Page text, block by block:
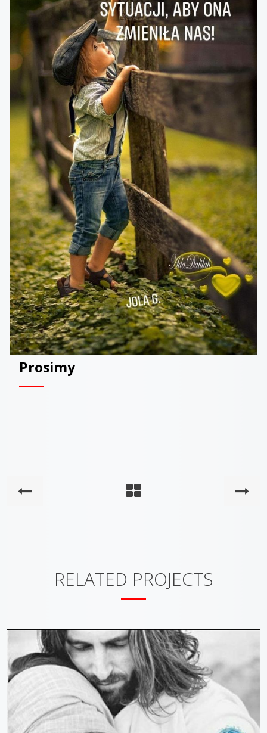
Prosimy
RELATED PROJECTS